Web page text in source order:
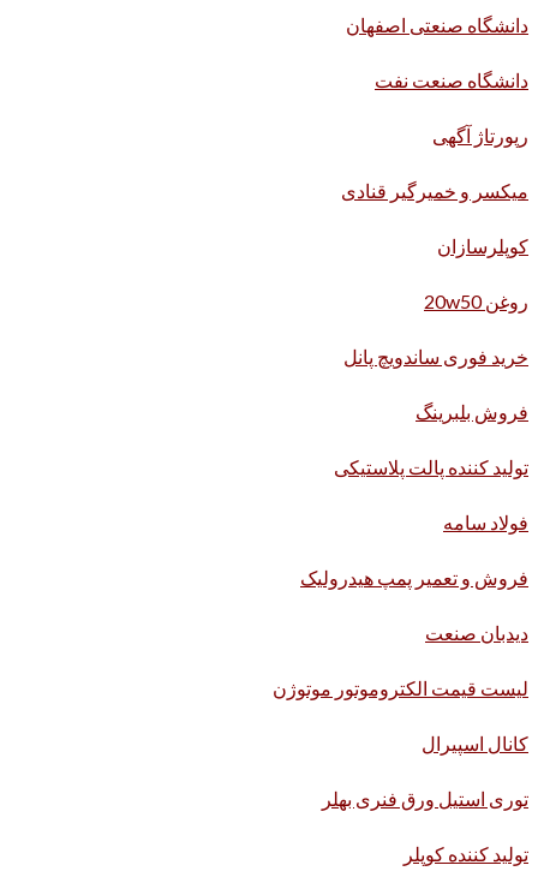
دانشگاه صنعتی اصفهان
دانشگاه صنعت نفت
رپورتاژ آگهی
میکسر و خمیرگیر قنادی
کوپلرسازان
روغن 20w50
خرید فوری ساندویچ پانل
فروش بلبرینگ
تولید کننده پالت پلاستیکی
فولاد سامه
فروش و تعمیر پمپ هیدرولیک
دیدبان صنعت
لیست قیمت الکتروموتور موتوژن
کانال اسپیرال
توری استیل ورق فنری بهلر
تولید کننده کوپلر